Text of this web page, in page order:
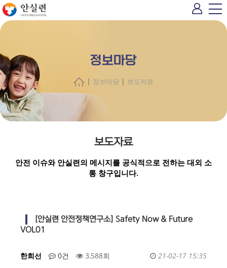
정보마당
| 정보마당 | 보도자료
보도자료
안전 이슈와 안실련의 메시지를 공식적으로 전하는 대외 소
통 창구입니다.
[안실련 안전정책연구소] Safety Now & Future
VOL01
한희선 0건 3,588회 21-02-17 15:35